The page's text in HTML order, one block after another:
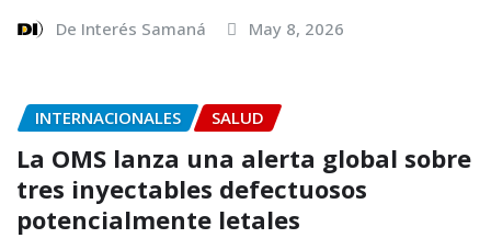
De Interés Samaná May 8, 2026
INTERNACIONALES SALUD
La OMS lanza una alerta global sobre
tres inyectables defectuosos
potencialmente letales